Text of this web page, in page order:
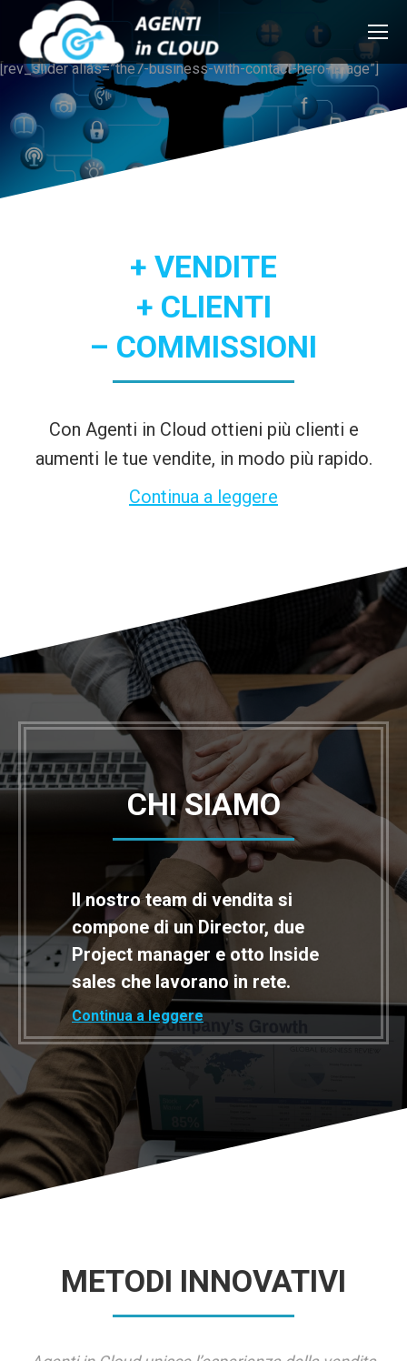
[rev_slider alias=”the7-business-with-contact-hero-image”]
+ VENDITE
+ CLIENTI
– COMMISSIONI
Con Agenti in Cloud ottieni più clienti e
aumenti le tue vendite, in modo più rapido.
Continua a leggere
CHI SIAMO
Il nostro team di vendita si
compone di un Director, due
Project manager e otto Inside
sales che lavorano in rete.
Continua a leggere
METODI INNOVATIVI